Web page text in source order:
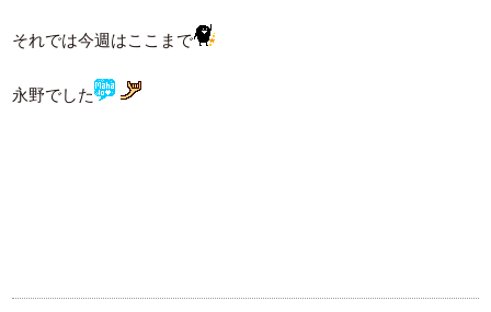
それでは今週はここまで
永野でした